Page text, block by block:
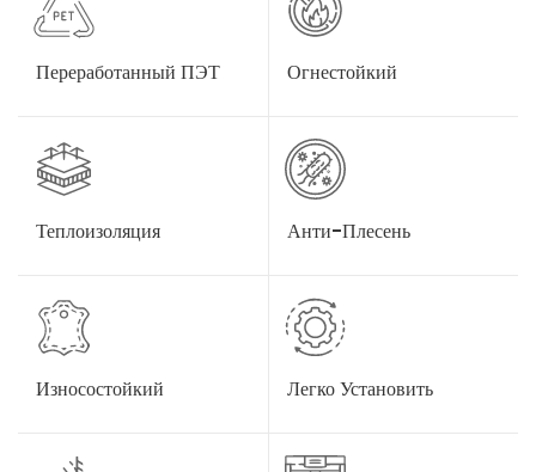
Переработанный ПЭТ Огнестойкий
Теплоизоляция Анти-Плесень
Износостойкий Легко Установить